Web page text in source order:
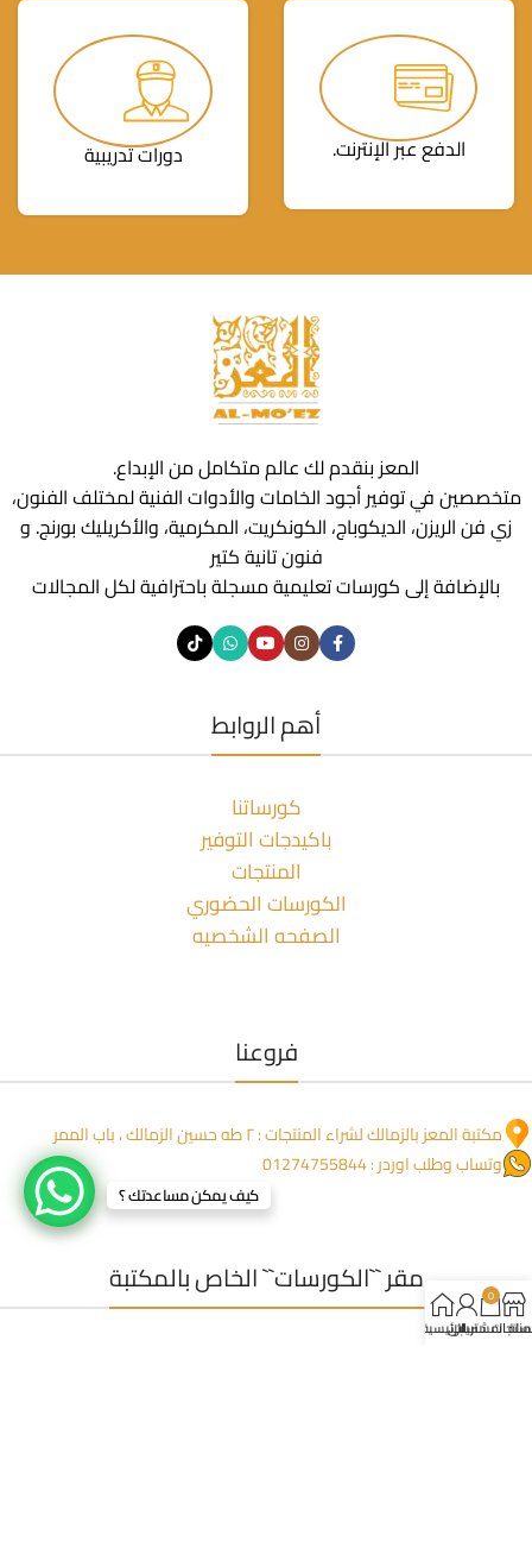
الدفع عبر الإنترنت. دورات تدريبية
المعز بنقدم لك عالم متكامل من الإبداع.
متخصصين في توفير أجود الخامات والأدوات الفنية لمختلف الفنون،
زي فن الريزن، الديكوباج، الكونكريت، المكرمية، والأكريليك بورنج. و
فنون تانية كتير
بالإضافة إلى كورسات تعليمية مسجلة باحترافية لكل المجالات
أهم الروابط
كورساتنا
باكيدجات التوفير
المنتجات
الكورسات الحضوري
الصفحه الشخصيه
فروعنا
مكتبة المعز بالزمالك لشراء المنتجات : ٢ طه حسين الزمالك ، باب الممر
وتساب وطلب اوردر : 01274755844
مقر ``الكورسات`` الخاص بالمكتبة
كيف يمكن مساعدتك ؟
0
سلة المشتريات
حسابيالرئيسية